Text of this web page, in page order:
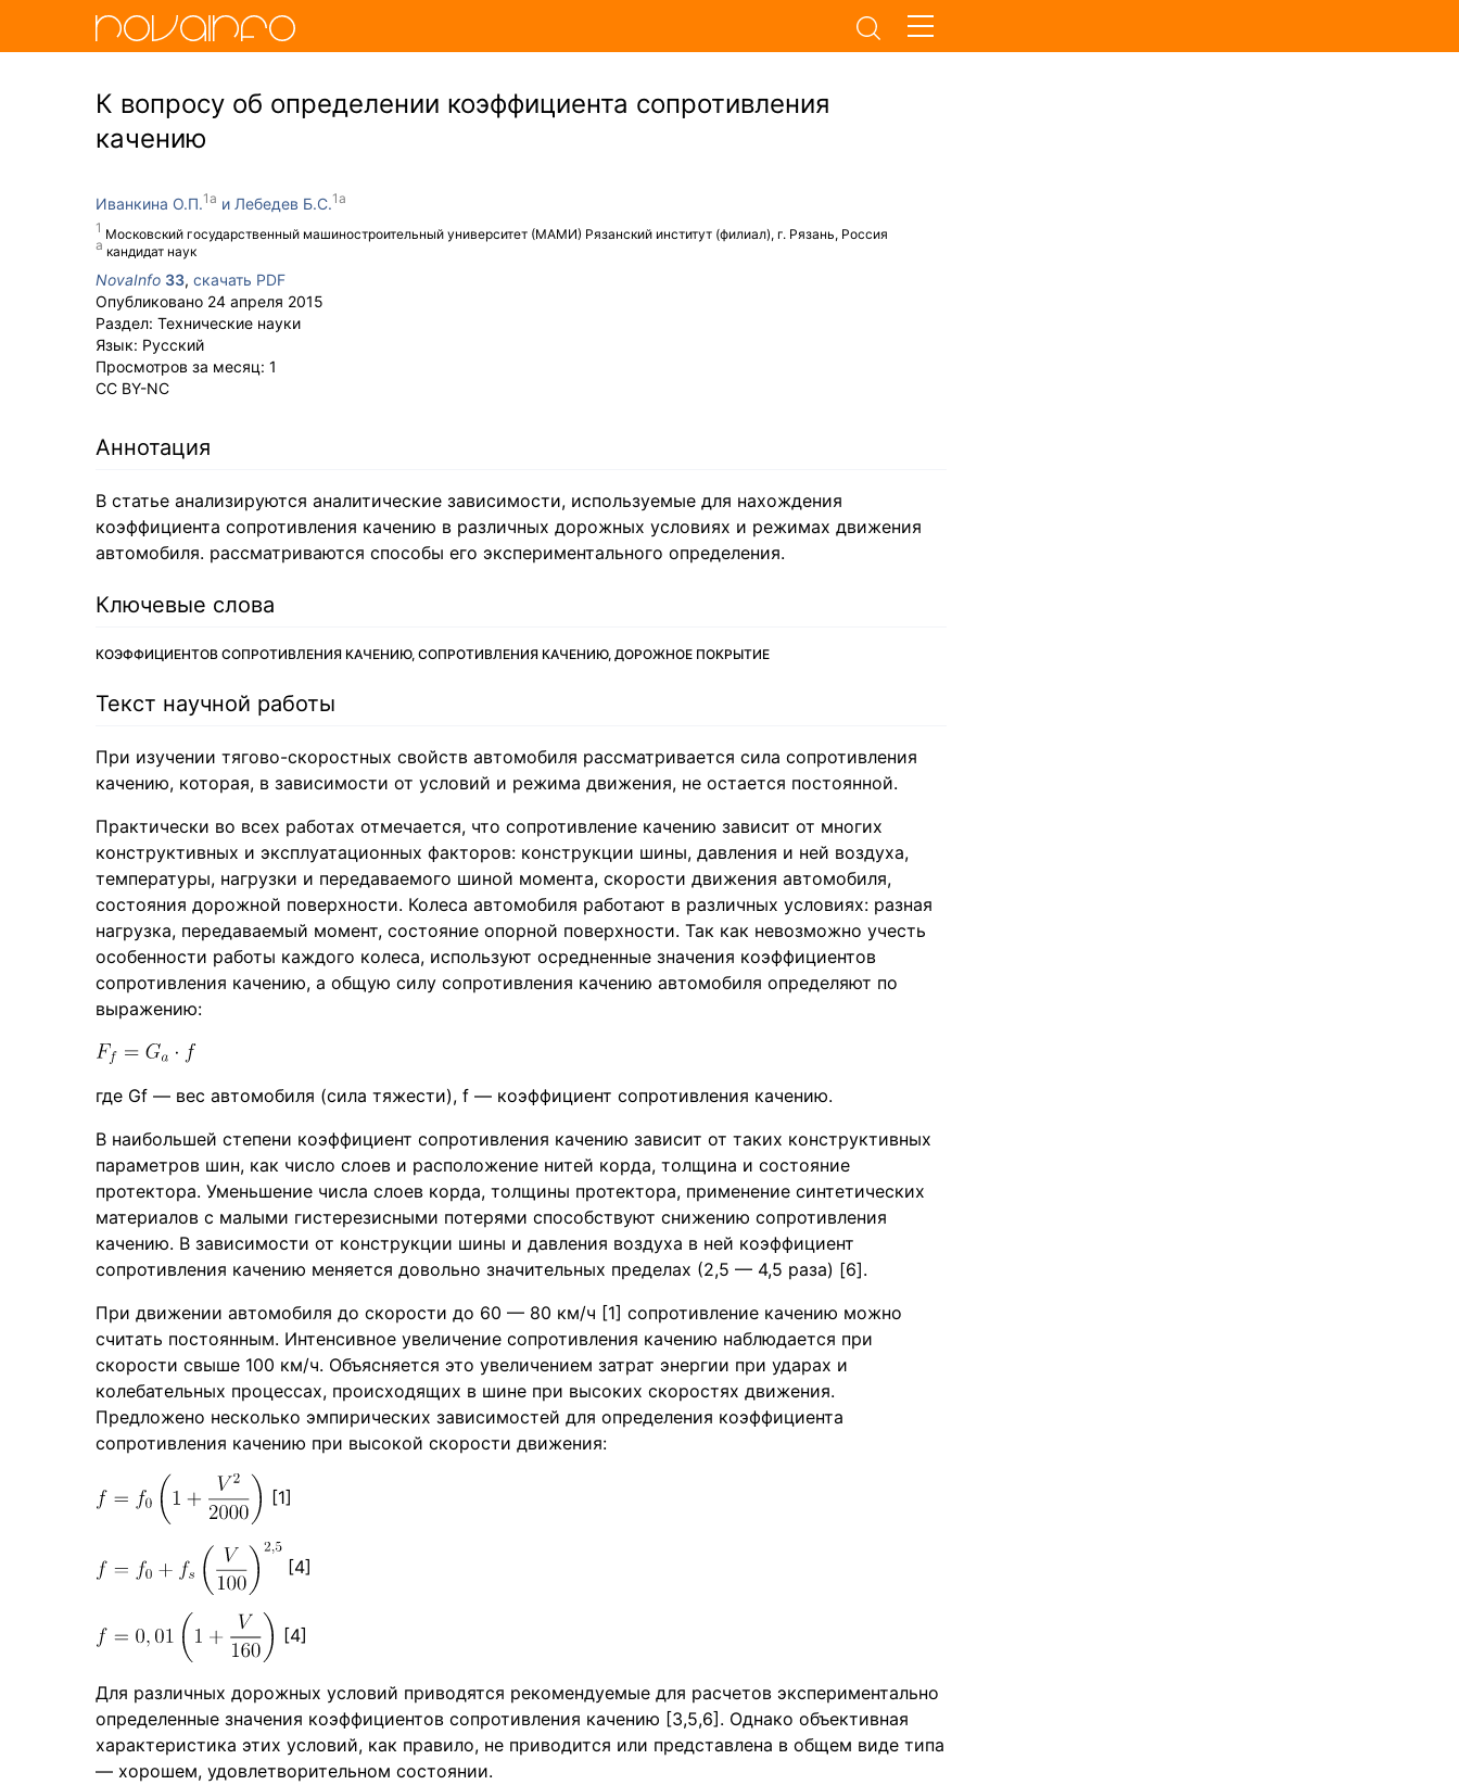
К вопросу об определении коэффициента сопротивления
качению
Иванкина О.П.
Московский государственный машиностроительный университет (МАМИ) Рязанский институт (филиал), г. Рязань, Россия
кандидат наук
Лебедев Б.С.
NovaInfo 33, скачать PDF
Опубликовано 24 апреля 2015
Раздел: Технические науки
Язык: Русский
Просмотров за месяц: 1
CC BY-NC
Аннотация
В статье анализируются аналитические зависимости, используемые для нахождения
коэффициента сопротивления качению в различных дорожных условиях и режимах движения
автомобиля. рассматриваются способы его экспериментального определения.
Ключевые слова
КОЭФФИЦИЕНТОВ СОПРОТИВЛЕНИЯ КАЧЕНИЮ, СОПРОТИВЛЕНИЯ КАЧЕНИЮ, ДОРОЖНОЕ ПОКРЫТИЕ
Текст научной работы
При изучении тягово-скоростных свойств автомобиля рассматривается сила сопротивления
качению, которая, в зависимости от условий и режима движения, не остается постоянной.
Практически во всех работах отмечается, что сопротивление качению зависит от многих
конструктивных и эксплуатационных факторов: конструкции шины, давления и ней воздуха,
температуры, нагрузки и передаваемого шиной момента, скорости движения автомобиля,
состояния дорожной поверхности. Колеса автомобиля работают в различных условиях: разная
нагрузка, передаваемый момент, состояние опорной поверхности. Так как невозможно учесть
особенности работы каждого колеса, используют осредненные значения коэффициентов
сопротивления качению, а общую силу сопротивления качению автомобиля определяют по
выражению:
где Gf — вес автомобиля (сила тяжести), f — коэффициент сопротивления качению.
В наибольшей степени коэффициент сопротивления качению зависит от таких конструктивных
параметров шин, как число слоев и расположение нитей корда, толщина и состояние
протектора. Уменьшение числа слоев корда, толщины протектора, применение синтетических
материалов с малыми гистерезисными потерями способствуют снижению сопротивления
качению. В зависимости от конструкции шины и давления воздуха в ней коэффициент
сопротивления качению меняется довольно значительных пределах (2,5 — 4,5 раза) [6].
При движении автомобиля до скорости до 60 — 80 км/ч [1] сопротивление качению можно
считать постоянным. Интенсивное увеличение сопротивления качению наблюдается при
скорости свыше 100 км/ч. Объясняется это увеличением затрат энергии при ударах и
колебательных процессах, происходящих в шине при высоких скоростях движения.
Предложено несколько эмпирических зависимостей для определения коэффициента
сопротивления качению при высокой скорости движения:
[1]
[4]
[4]
Для различных дорожных условий приводятся рекомендуемые для расчетов экспериментально
определенные значения коэффициентов сопротивления качению [3,5,6]. Однако объективная
характеристика этих условий, как правило, не приводится или представлена в общем виде типа
— хорошем, удовлетворительном состоянии.